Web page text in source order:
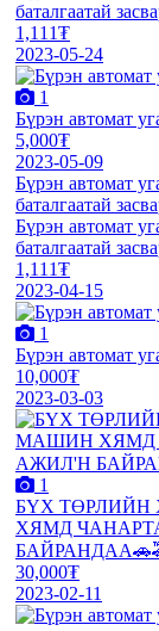
баталгаатай
1,111₮
2023-05-24
1
Бүрэн автомат
5,000₮
2023-05-09
Бүрэн автомат
баталгаатай
Бүрэн автомат
баталгаатай
1,111₮
2023-04-15
1
Бүрэн автомат
10,000₮
2023-03-03
1
БҮХ
ХЯМД
30,000₮
2023-02-11